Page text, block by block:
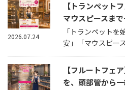
【トランペット
マウスピースま
「トランペット
安」「マウスピー
2026.07.24
【フルートフェ
を、頭部管から